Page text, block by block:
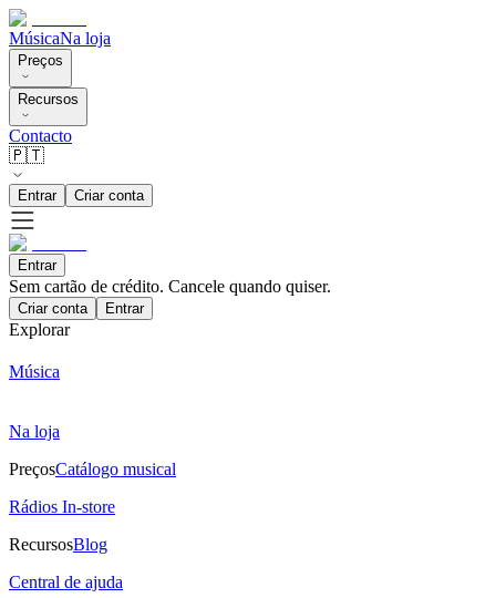
MúsicaNa loja
Preços
Recursos
Contacto
🇵🇹
Entrar Criar conta
Entrar
Sem cartão de crédito. Cancele quando quiser.
Criar conta Entrar
Explorar
Música
Na loja
PreçosCatálogo musical
Rádios In-store
RecursosBlog
Central de ajuda